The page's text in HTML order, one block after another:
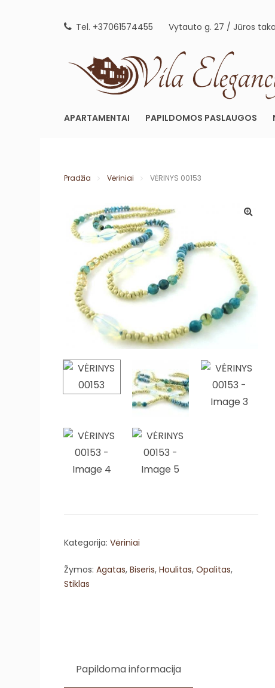
Tel. +37061574455 Vytauto g. 27 / Jūros
APARTAMENTAI PAPILDOMOS PASLAUGOS
Pradžia Vėriniai VĖRINYS 00153
🔍
Kategorija: Vėriniai
Žymos: Agatas, Biseris, Houlitas, Opalitas,
Stiklas
Papildoma informacija